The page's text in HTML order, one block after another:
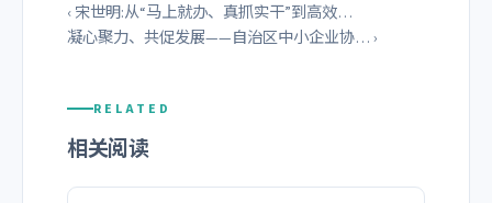
‹ 宋世明:从“马上就办、真抓实干”到高效…
凝心聚力、共促发展——自治区中小企业协… ›
RELATED
相关阅读